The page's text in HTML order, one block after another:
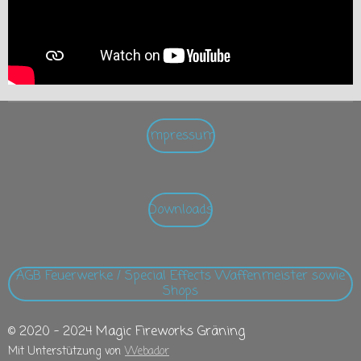
Impressum
Downloads
AGB Feuerwerke / Special Effects Waffenmeister sowie
Shops
© 2020 - 2024 Magic Fireworks Gräning
Mit Unterstützung vonWebador